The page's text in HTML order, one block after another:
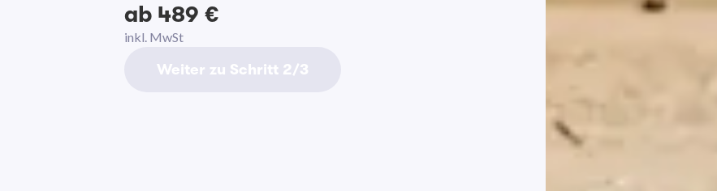
ab 489 €
inkl. MwSt
Weiter zu Schritt 2/3